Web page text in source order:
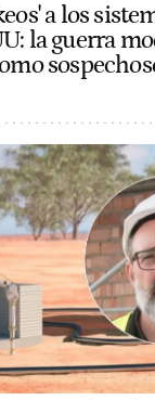
a los
la guerra